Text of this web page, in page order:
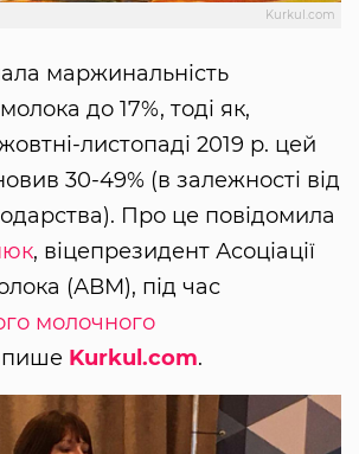
Kurkul.com
маржинальність
до 17%, тоді як,
листопаді 2019 р. цей
30-49% (в залежності від
Про це повідомила
, віцепрезидент Асоціації
(АВМ), під час
молочного
пише Kurkul.com.